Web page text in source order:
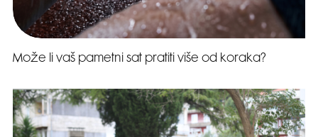
Može li vaš pametni sat pratiti više od koraka?